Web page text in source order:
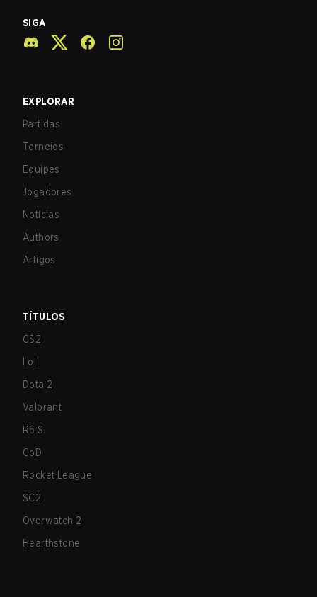
SIGA
EXPLORAR
Partidas
Torneios
Equipes
Jogadores
Notícias
Authors
Artigos
TÍTULOS
CS2
LoL
Dota 2
Valorant
R6:S
CoD
Rocket League
SC2
Overwatch 2
Hearthstone